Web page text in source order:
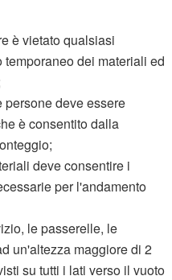
è vietato qualsiasi
dei materiali ed
deve essere
è consentito dalla
deve consentire i
per l'andamento
le passerelle, le
un'altezza maggiore di 2
su tutti i lati verso il vuoto